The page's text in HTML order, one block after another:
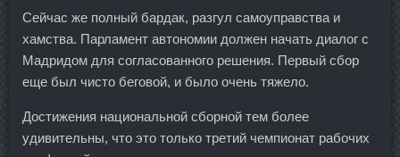
Сейчас же полный бардак, разгул самоуправства и
хамства. Парламент автономии должен начать диалог с
Мадридом для согласованного решения. Первый сбор
еще был чисто беговой, и было очень тяжело.
Достижения национальной сборной тем более
удивительны, что это только третий чемпионат рабочих